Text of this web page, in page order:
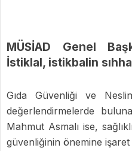
MÜSİAD Genel
İstiklal, istikbalin
Gıda Güvenliği ve
değerlendirmelerde
Mahmut Asmalı ise,
güvenliğinin önemine işaret